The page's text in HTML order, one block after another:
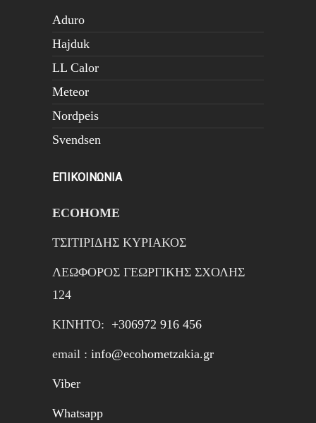
Aduro
Hajduk
LL Calor
Meteor
Nordpeis
Svendsen
ΕΠΙΚΟΙΝΩΝΙΑ
ECOHOME
ΤΣΙΤΙΡΙΔΗΣ ΚΥΡΙΑΚΟΣ
ΛΕΩΦΟΡΟΣ ΓΕΩΡΓΙΚΗΣ ΣΧΟΛΗΣ
124
ΚΙΝΗTΟ: +306972 916 456
email : info@ecohometzakia.gr
Viber
Whatsapp